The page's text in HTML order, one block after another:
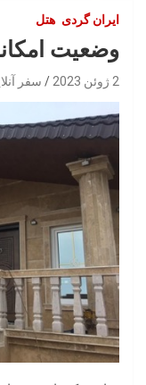
ایران گردی هتل
وضعیت
2 ژوئن 2023 سفر